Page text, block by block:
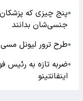
●پنج چیزی که پزشکان
جنسی‌شان بدانند
●طرح ترور لیونل
●ضربه تازه به رئیس
اینفانتینو